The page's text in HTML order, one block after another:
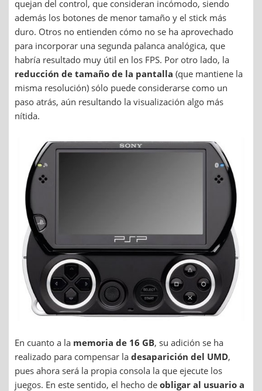
quejan del control, que consideran incómodo, siendo
además los botones de menor tamaño y el stick más
duro. Otros no entienden cómo no se ha aprovechado
para incorporar una segunda palanca analógica, que
habría resultado muy útil en los FPS. Por otro lado, la
reducción de tamaño de la pantalla (que mantiene la
misma resolución) sólo puede considerarse como un
paso atrás, aún resultando la visualización algo más
nítida.
En cuanto a la memoria de 16 GB, su adición se ha
realizado para compensar la desaparición del UMD,
pues ahora será la propia consola la que ejecute los
juegos. En este sentido, el hecho de obligar al usuario a